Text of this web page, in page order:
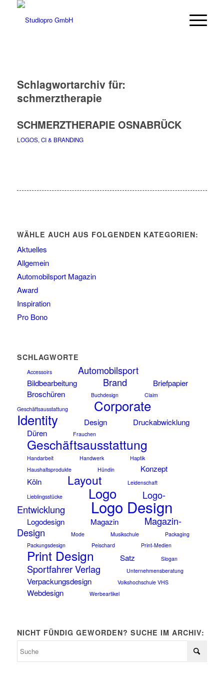
Schlagwortarchiv für:
schmerztherapie
SCHMERZTHERAPIE OSNABRÜCK
LOGOS, CI & BRANDING
WÄHLE AUCH AUS FOLGENDEN KATEGORIEN:
Aktuelles
Allgemein
Automobilsport Magazin
Award
Inspiration
Pro Bono
SCHLAGWORTE
Accessoirs Automobilsport
Bildbearbeitung Brand
Briefpapier
Broschüren
Buchdesign
Claim
Geschäftsausstattung
Corporate
Identity Design
Druckabwicklung
Düren
Frauchen
Geschäftsausstattung
Handarbeit Handwerk
Haptik
Haushaltsprodukte
Hündin
Konzept
Köln
Layout
Leidenschaft
Lieblingsstücke
Logo
Logo-
Entwicklung
Logo Design
Logodesign Magazin
Magazin-
Design
Mode Musikschule
Packaging
Packungsdesign
Peischard Print-Medien
Print Design Satz Slogan
Sportfahrer Verlag Unternehmensberatung
Verpackungsdesign Volkshochschule VHS
Webdesign Werbeartikel
NICHT FÜNDIG GEWORDEN? SUCHE IM ARCHIV: